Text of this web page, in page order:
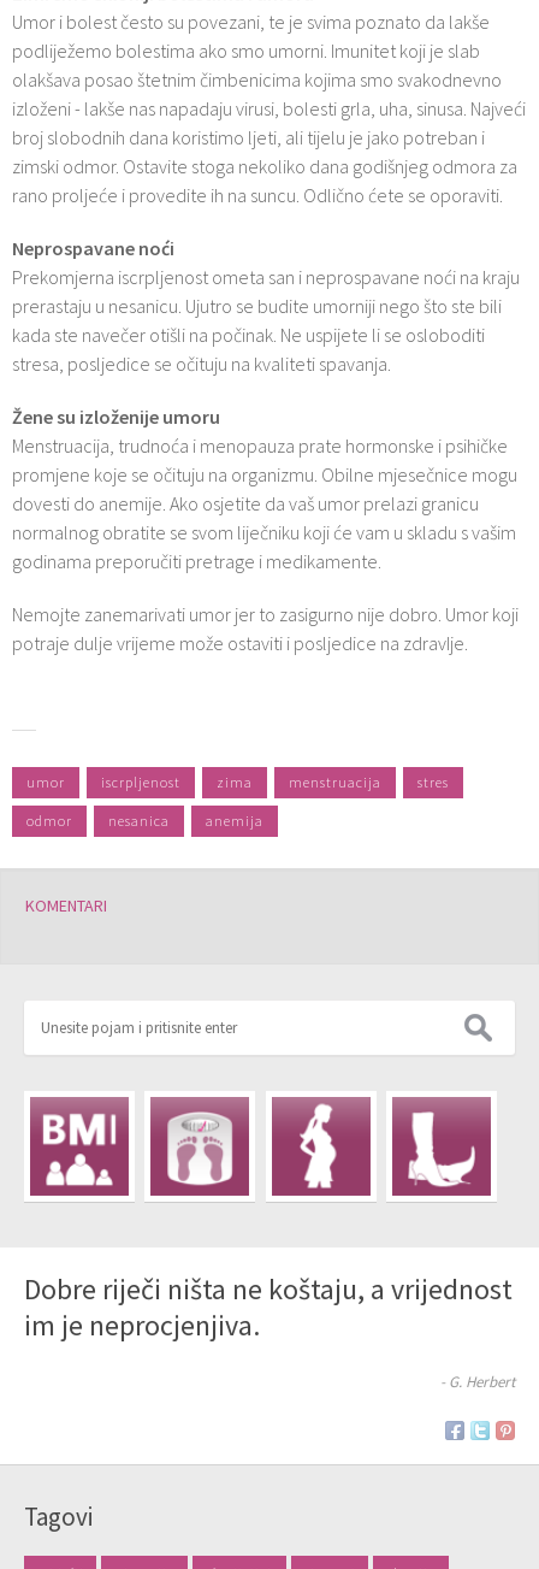
Umor i bolest često su povezani, te je svima poznato da lakše
podliježemo bolestima ako smo umorni. Imunitet koji je slab
olakšava posao štetnim čimbenicima kojima smo svakodnevno
izloženi - lakše nas napadaju virusi, bolesti grla, uha, sinusa. Najveći
broj slobodnih dana koristimo ljeti, ali tijelu je jako potreban i
zimski odmor. Ostavite stoga nekoliko dana godišnjeg odmora za
rano proljeće i provedite ih na suncu. Odlično ćete se oporaviti.
Neprospavane noći
Prekomjerna iscrpljenost ometa san i neprospavane noći na kraju
prerastaju u nesanicu. Ujutro se budite umorniji nego što ste bili
kada ste navečer otišli na počinak. Ne uspijete li se osloboditi
stresa, posljedice se očituju na kvaliteti spavanja.
Žene su izloženije umoru
Menstruacija, trudnoća i menopauza prate hormonske i psihičke
promjene koje se očituju na organizmu. Obilne mjesečnice mogu
dovesti do anemije. Ako osjetite da vaš umor prelazi granicu
normalnog obratite se svom liječniku koji će vam u skladu s vašim
godinama preporučiti pretrage i medikamente.
Nemojte zanemarivati umor jer to zasigurno nije dobro. Umor koji
potraje dulje vrijeme može ostaviti i posljedice na zdravIje.
umor iscrpljenost zima menstruacija stres
odmor nesanica anemija
KOMENTARI
Dobre riječi ništa ne koštaju, a vrijednost
im je neprocjenjiva.
- G. Herbert
Tagovi